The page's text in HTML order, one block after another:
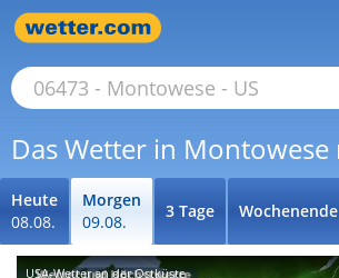
Das Wetter in Montowese
Heute
08.08.
Morgen
09.08.
3 Tage Wochenende
USA-Wetter an der Ostküste